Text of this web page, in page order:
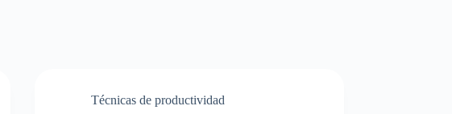
Técnicas de productividad